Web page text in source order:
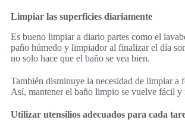
Limpiar las superficies diariamente
Es bueno limpiar a diario partes como el
paño húmedo y limpiador al finalizar el día
no solo hace que el baño se vea bien.
También disminuye la necesidad de limpiar a
Así, mantener el baño limpio se vuelve fácil y
Utilizar utensilios adecuados para cada